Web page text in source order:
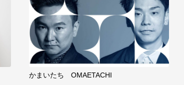
かまいたち OMAETACHI